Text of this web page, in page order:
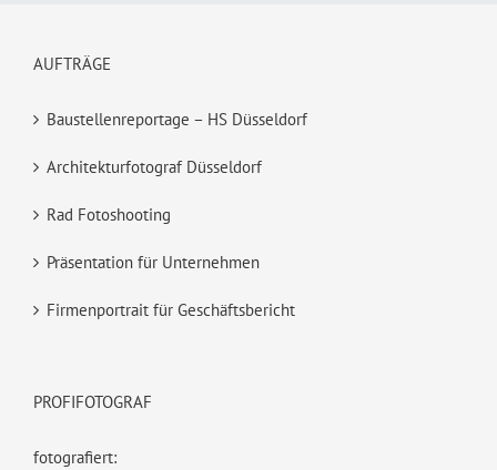
AUFTRÄGE
Baustellenreportage – HS Düsseldorf
Architekturfotograf Düsseldorf
Rad Fotoshooting
Präsentation für Unternehmen
Firmenportrait für Geschäftsbericht
PROFIFOTOGRAF
fotografiert: